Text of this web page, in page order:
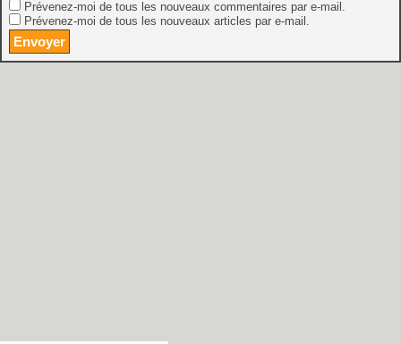
Prévenez-moi de tous les nouveaux commentaires par e-mail.
Prévenez-moi de tous les nouveaux articles par e-mail.